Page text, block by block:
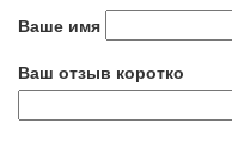
Ваше имя
Ваш отзыв коротко